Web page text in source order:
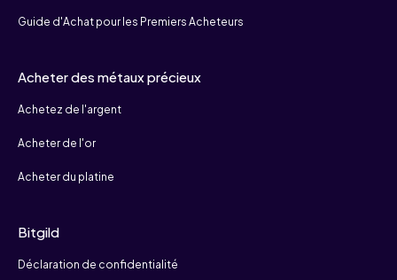
Guide d'Achat pour les Premiers Acheteurs
Acheter des métaux précieux
Achetez de l'argent
Acheter de l'or
Acheter du platine
Bitgild
Déclaration de confidentialité